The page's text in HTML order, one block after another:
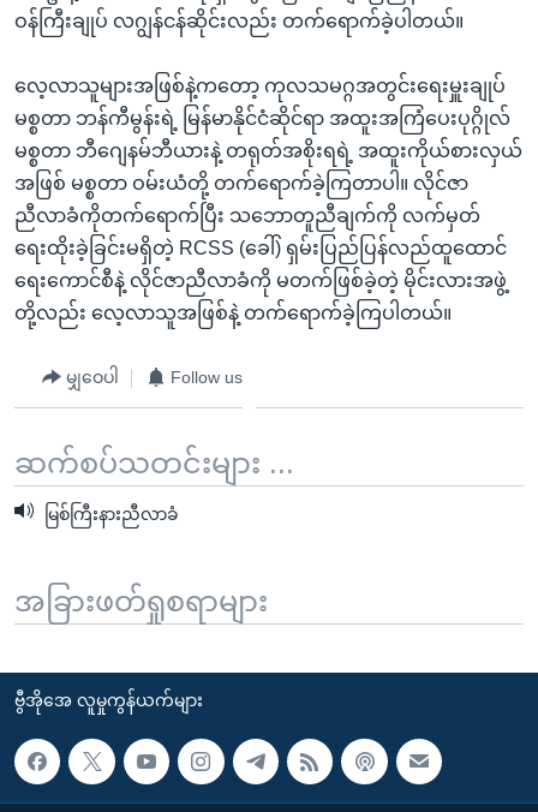
ဝန်ကြီးချုပ် လဂျွန်ငန်ဆိုင်းလည်း တက်ရောက်ခဲ့ပါတယ်။
လေ့လာသူများအဖြစ်နဲ့ကတော့ ကုလသမဂ္ဂအတွင်းရေးမှူးချုပ်
မစ္စတာ ဘန်ကီမွန်းရဲ့ မြန်မာနိုင်ငံဆိုင်ရာ အထူးအကြံပေးပုဂ္ဂိုလ်
မစ္စတာ ဘီဂျေနမ်ဘီယားနဲ့ တရုတ်အစိုးရရဲ့ အထူးကိုယ်စားလှယ်
အဖြစ် မစ္စတာ ဝမ်းယံတို့ တက်ရောက်ခဲ့ကြတာပါ။ လိုင်ဇာ
ညီလာခံကိုတက်ရောက်ပြီး သဘောတူညီချက်ကို လက်မှတ်
ရေးထိုးခဲ့ခြင်းမရှိတဲ့ RCSS (ခေါ်) ရှမ်းပြည်ပြန်လည်ထူထောင်
ရေးကောင်စီနဲ့ လိုင်ဇာညီလာခံကို မတက်ဖြစ်ခဲ့တဲ့ မိုင်းလားအဖွဲ့
တို့လည်း လေ့လာသူအဖြစ်နဲ့ တက်ရောက်ခဲ့ကြပါတယ်။
မျှဝေပါ Follow us
ဆက်စပ်သတင်းများ ...
မြစ်ကြီးနားညီလာခံ
အခြားဖတ်ရှုစရာများ
ဗွီအိုအေ လူမှုကွန်ယက်များ